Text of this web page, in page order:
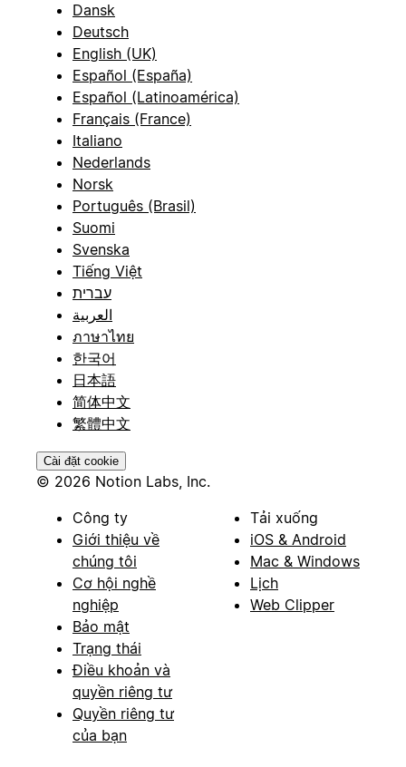
Dansk
Deutsch
English (UK)
Español (España)
Español (Latinoamérica)
Français (France)
Italiano
Nederlands
Norsk
Português (Brasil)
Suomi
Svenska
Tiếng Việt
עברית
العربية
ภาษาไทย
한국어
日本語
简体中文
繁體中文
Cài đặt cookie
© 2026 Notion Labs, Inc.
Công ty
Giới thiệu về
chúng tôi
Cơ hội nghề
nghiệp
Bảo mật
Trạng thái
Điều khoản và
quyền riêng tư
Quyền riêng tư
của bạn
Tải xuống
iOS & Android
Mac & Windows
Lịch
Web Clipper